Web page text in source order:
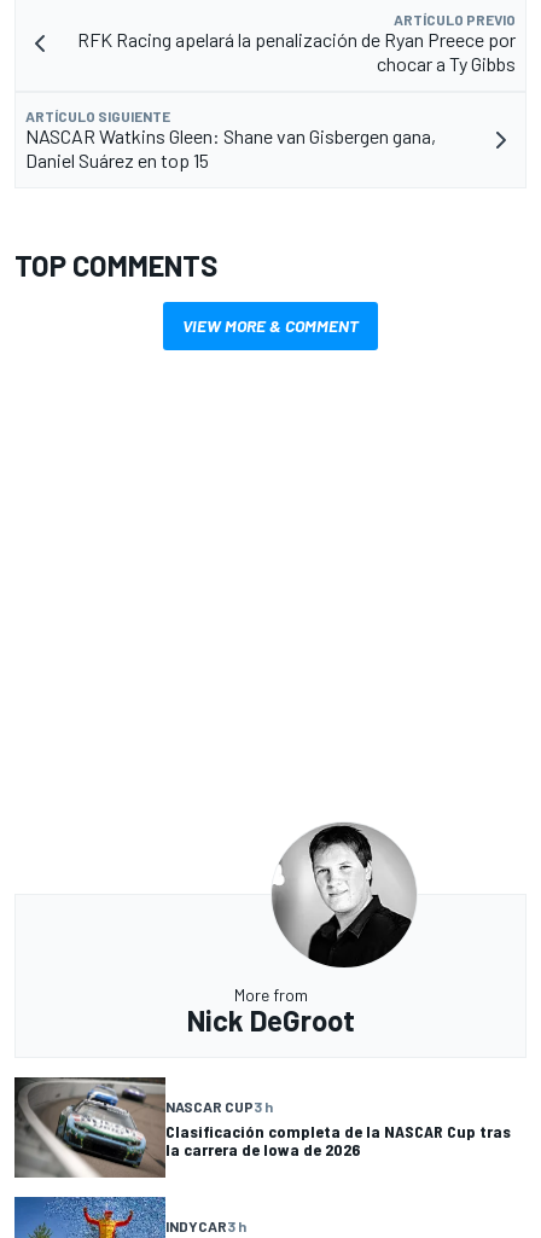
ARTÍCULO PREVIO
RFK Racing apelará la penalización de Ryan Preece por
chocar a Ty Gibbs
ARTÍCULO SIGUIENTE
NASCAR Watkins Gleen: Shane van Gisbergen gana,
Daniel Suárez en top 15
TOP COMMENTS
VIEW MORE & COMMENT
More from
Nick DeGroot
NASCAR CUP3 h
Clasificación completa de la NASCAR Cup tras
la carrera de Iowa de 2026
INDYCAR3 h